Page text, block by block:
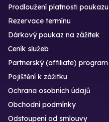
Prodloužení platnosti poukazu
Rezervace termínu
Dárkový poukaz na zážitek
Ceník služeb
Partnerský (affiliate) program
Pojištění k zážitku
Ochrana osobních údajů
Obchodní podmínky
Odstoupení od smlouvy